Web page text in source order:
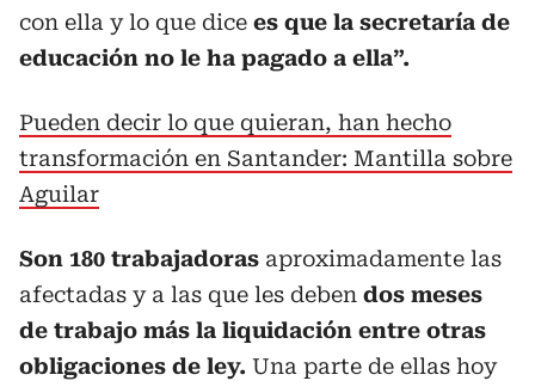
con ella y lo que dice es que la secretaría de
educación no le ha pagado a ella”.
Pueden decir lo que quieran, han hecho
transformación en Santander: Mantilla sobre
Aguilar
Son 180 trabajadoras aproximadamente las
afectadas y a las que les deben dos meses
de trabajo más la liquidación entre otras
obligaciones de ley. Una parte de ellas hoy